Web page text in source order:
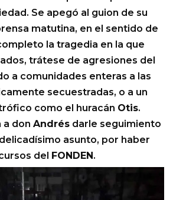
Se apegó al guion de su
matutina, en el sentido de
la tragedia en la que
trátese de agresiones del
a comunidades enteras a las
secuestradas, o a un
como el huracán Otis.
a don Andrés darle seguimiento
asunto, por haber
del FONDEN.